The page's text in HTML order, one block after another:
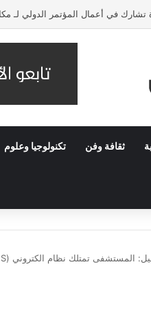
في أعمال المؤتمر الدولي لـ
ثقافة وفن تكنولوجيا وعلوم